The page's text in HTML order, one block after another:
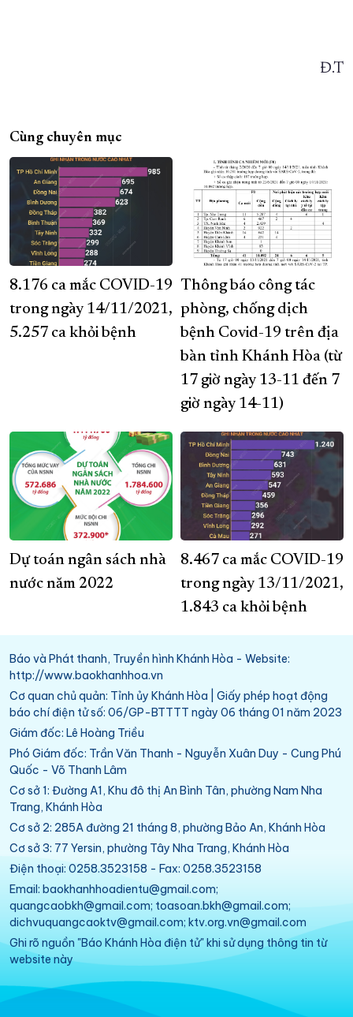
Đ.T
Cùng chuyên mục
8.176 ca mắc COVID-19
trong ngày 14/11/2021,
5.257 ca khỏi bệnh
Thông báo công tác
phòng, chống dịch
bệnh Covid-19 trên địa
bàn tỉnh Khánh Hòa (từ
17 giờ ngày 13-11 đến 7
giờ ngày 14-11)
Dự toán ngân sách nhà
nước năm 2022
8.467 ca mắc COVID-19
trong ngày 13/11/2021,
1.843 ca khỏi bệnh
Báo và Phát thanh, Truyền hình Khánh Hòa - Website:
http://www.baokhanhhoa.vn
Cơ quan chủ quản: Tỉnh ủy Khánh Hòa | Giấy phép hoạt động
báo chí điện tử số: 06/GP-BTTTT ngày 06 tháng 01 năm 2023
Giám đốc: Lê Hoàng Triều
Phó Giám đốc: Trần Văn Thanh - Nguyễn Xuân Duy - Cung Phú
Quốc - Võ Thanh Lâm
Cơ sở 1: Đường A1, Khu đô thị An Bình Tân, phường Nam Nha
Trang, Khánh Hòa
Cơ sở 2: 285A đường 21 tháng 8, phường Bảo An, Khánh Hòa
Cơ sở 3: 77 Yersin, phường Tây Nha Trang, Khánh Hòa
Điện thoại: 0258.3523158 - Fax: 0258.3523158
Email: baokhanhhoadientu@gmail.com;
quangcaobkh@gmail.com; toasoan.bkh@gmail.com;
dichvuquangcaoktv@gmail.com; ktv.org.vn@gmail.com
Ghi rõ nguồn "Báo Khánh Hòa điện tử" khi sử dụng thông tin từ
website này